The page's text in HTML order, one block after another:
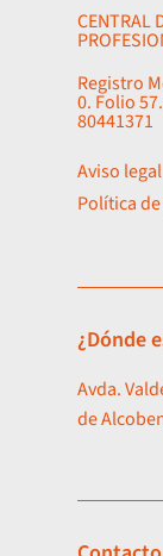
CENTRAL
Registro
0. Folio
80441371
Aviso legal
Política
¿Dónde
Avda.
de